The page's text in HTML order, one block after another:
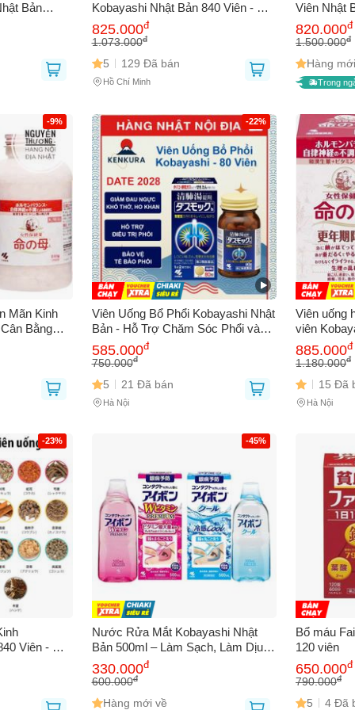
Bản
Kobayashi Nhật Bản 840 Viên - Hỗ
Trợ Cân Bằng Nội Tiết Tố, Giảm
Nóng Bừng & Rối Loạn Giấc Ngủ
825.000đ
1.073.000đ
5 129 Đã bán
Hồ Chí Minh
Viên Nhật
Trợ Cải
Nước Mũi
820.000đ
1.500.000đ
Hàng
Trong
-9%
Mãn Kinh
Bằng
Sức
-22%
Viên Uống Bổ Phổi Kobayashi Nhật
Bản - Hỗ Trợ Chăm Sóc Phổi và
Hệ Hô Hấp - 80 Viên Thiên Nhiên,
An Toàn Sức Khỏe
585.000đ
750.000đ
5 21 Đã bán
Hà Nội
Viên uống
viên Kobayashi, Hỗ Trợ
Nội Tiết
Loạn Giấc
885.000đ
1.180.000đ
15 Đã
Hà Nội
-23%
Viên - Hỗ
Mãn
Tổng
-45%
Nước Rửa Mắt Kobayashi Nhật
Bản 500ml – Làm Sạch, Làm Dịu,
Chăm Sóc Mắt Mỗi Ngày
330.000đ
600.000đ
Hàng mới về
Bổ máu
120 viên
650.000đ
790.000đ
5 4 Đã
GỬI BÁO LỖI